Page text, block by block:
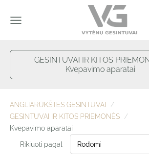
GESINTUVAI IR KITOS
Kvėpavimo aparatai
ANGLIARŪKŠTĖS GESINTUVAI
GESINTUVAI IR KITOS PRIEMONĖS
Kvėpavimo aparatai
Rikiuoti pagal